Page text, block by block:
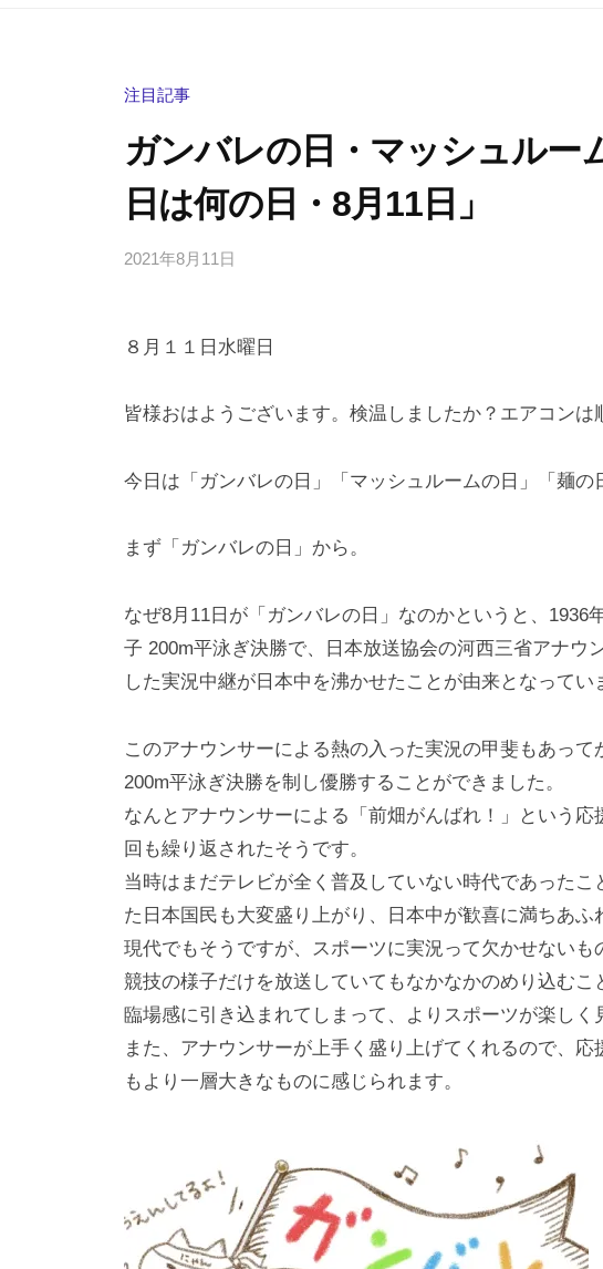
注目記事
ガンバレの日・マッシュルー
日は何の日・8月11日」
2021年8月11日
i
a
a
a
の
メ
８月１１日水曜日
皆様おはようございます。検温しましたか？エアコンは
今日は「ガンバレの日」「マッシュルームの日」「麺の
まず「ガンバレの日」から。
なぜ8月11日が「ガンバレの日」なのかというと、1936
子 200m平泳ぎ決勝で、日本放送協会の河西三省アナウ
した実況中継が日本中を沸かせたことが由来となってい
このアナウンサーによる熱の入った実況の甲斐もあっ
200m平泳ぎ決勝を制し優勝することができました。
なんとアナウンサーによる「前畑がんばれ！」という
回も繰り返されたそうです。
当時はまだテレビが全く普及していない時代であった
た日本国民も大変盛り上がり、日本中が歓喜に満ちあふ
現代でもそうですが、スポーツに実況って欠かせないも
競技の様子だけを放送していてもなかなかのめり込む
臨場感に引き込まれてしまって、よりスポーツが楽しく
また、アナウンサーが上手く盛り上げてくれるので、
もより一層大きなものに感じられます。